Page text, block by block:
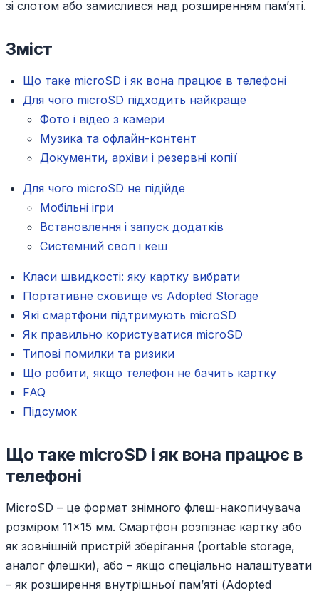
зі слотом або замислився над розширенням пам’яті.
Зміст
Що таке microSD і як вона працює в телефоні
Для чого microSD підходить найкраще
Фото і відео з камери
Музика та офлайн-контент
Документи, архіви і резервні копії
Для чого microSD не підійде
Мобільні ігри
Встановлення і запуск додатків
Системний своп і кеш
Класи швидкості: яку картку вибрати
Портативне сховище vs Adopted Storage
Які смартфони підтримують microSD
Як правильно користуватися microSD
Типові помилки та ризики
Що робити, якщо телефон не бачить картку
FAQ
Підсумок
Що таке microSD і як вона працює в
телефоні
MicroSD – це формат знімного флеш-накопичувача
розміром 11×15 мм. Смартфон розпізнає картку або
як зовнішній пристрій зберігання (portable storage,
аналог флешки), або – якщо спеціально налаштувати
– як розширення внутрішньої пам’яті (Adopted